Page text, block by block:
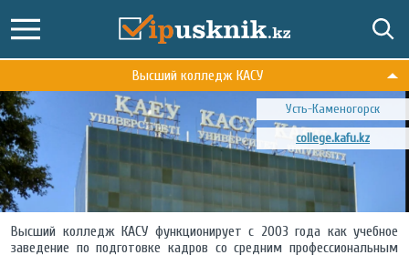
Высший колледж КАСУ
Усть-Каменогорск
college.kafu.kz
Высший колледж КАСУ функционирует с 2003 года как учебное
заведение по подготовке кадров со средним профессиональным